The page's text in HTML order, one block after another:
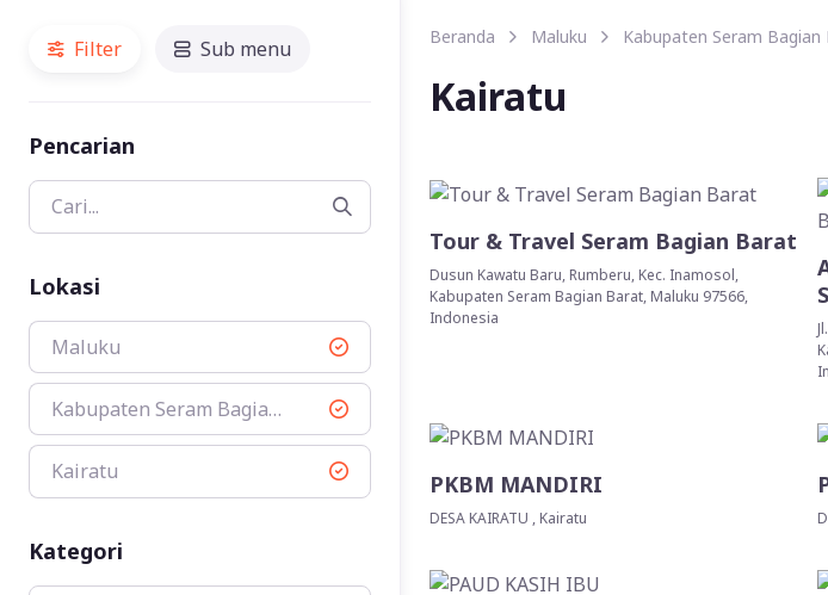
Filter Sub menu
Pencarian
Lokasi
Maluku
Kabupaten Seram Bagian Barat
Kairatu
Kategori
Beranda Maluku Kabupaten Seram Bagian
Kairatu
Tour & Travel Seram Bagian Barat
Dusun Kawatu Baru, Rumberu, Kec. Inamosol,
Kabupaten Seram Bagian Barat, Maluku 97566,
Indonesia
PKBM MANDIRI
DESA KAIRATU , Kairatu